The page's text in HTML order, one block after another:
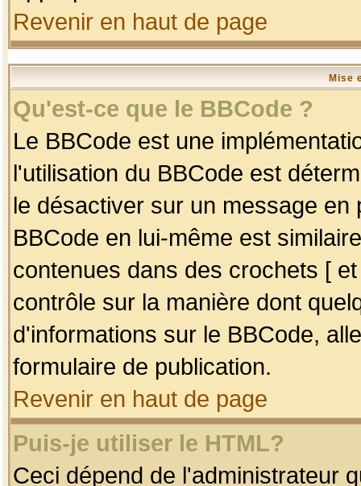
Revenir en haut de page
Mise
Qu'est-ce que le BBCode ?
Le BBCode est une
l'utilisation du BBCode est
le désactiver sur un message
BBCode en lui-même est
contenues dans des crochets [
contrôle sur la manière dont
d'informations sur le BBCode,
formulaire de publication.
Revenir en haut de page
Puis-je utiliser le HTML?
Ceci dépend de l'administrateur